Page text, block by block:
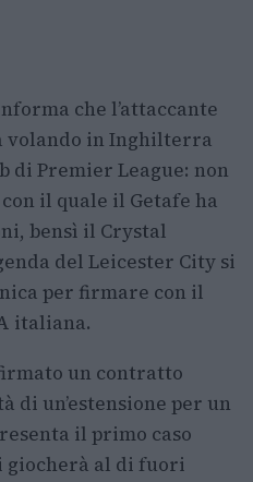
che l’attaccante
volando in Inghilterra
Premier League: non
il quale il Getafe ha
bensì il Crystal
del Leicester City si
per firmare con il
italiana.
un contratto
di un’estensione per un
il primo caso
giocherà al di fuori